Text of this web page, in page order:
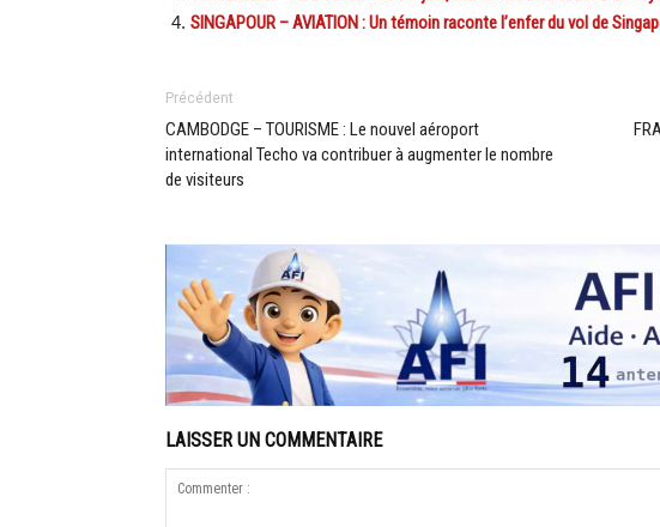
SINGAPOUR – AVIATION : Un témoin raconte l’enfer du vol de
Précédent
CAMBODGE – TOURISME : Le nouvel aéroport
international Techo va contribuer à augmenter le nombre
de visiteurs
LAISSER UN COMMENTAIRE